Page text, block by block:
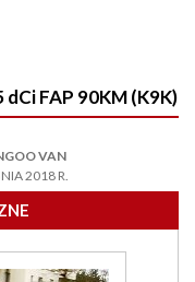
FAP 90KM (K9K)
VAN
2018 R.